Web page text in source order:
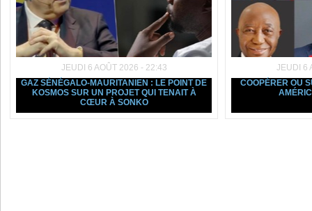
JEUDI 6 AOÛT 2026 - 22:43
GAZ SÉNÉGALO-MAURITANIEN : LE POINT DE
KOSMOS SUR UN PROJET QUI TENAIT À
CŒUR À SONKO
JEUDI 6
COOPÉRER OU